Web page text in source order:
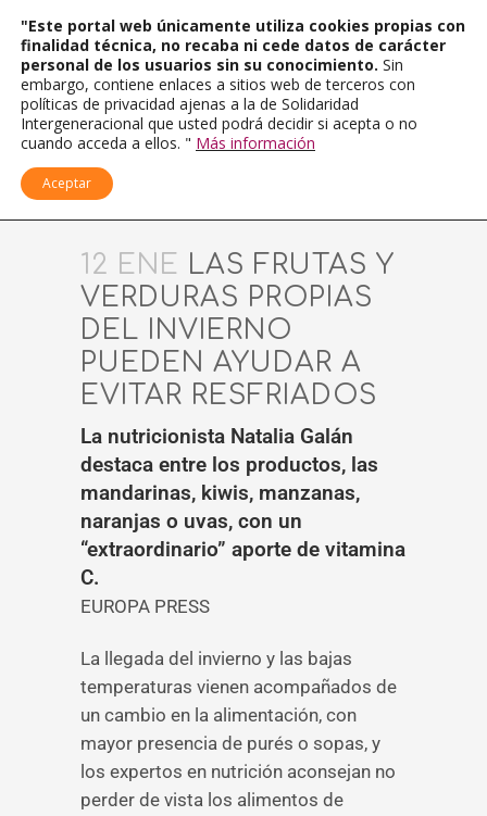
12 ENE LAS FRUTAS Y
VERDURAS PROPIAS
DEL INVIERNO
PUEDEN AYUDAR A
EVITAR RESFRIADOS
La nutricionista Natalia Galán
destaca entre los productos, las
mandarinas, kiwis, manzanas,
naranjas o uvas, con un
“extraordinario” aporte de vitamina
C.
EUROPA PRESS
La llegada del invierno y las bajas
temperaturas vienen acompañados de
un cambio en la alimentación, con
mayor presencia de purés o sopas, y
los expertos en nutrición aconsejan no
perder de vista los alimentos de
"Este portal web únicamente utiliza cookies propias con
finalidad técnica, no recaba ni cede datos de carácter
personal de los usuarios sin su conocimiento. Sin
embargo, contiene enlaces a sitios web de terceros con
políticas de privacidad ajenas a la de Solidaridad
Intergeneracional que usted podrá decidir si acepta o no
cuando acceda a ellos. " Más información
Aceptar